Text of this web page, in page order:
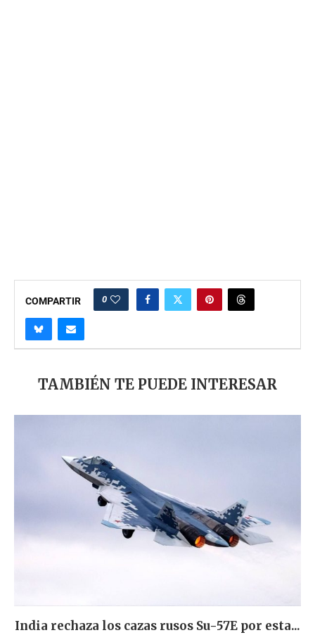
COMPARTIR 0
TAMBIÉN TE PUEDE INTERESAR
India rechaza los cazas rusos Su-57E por esta...